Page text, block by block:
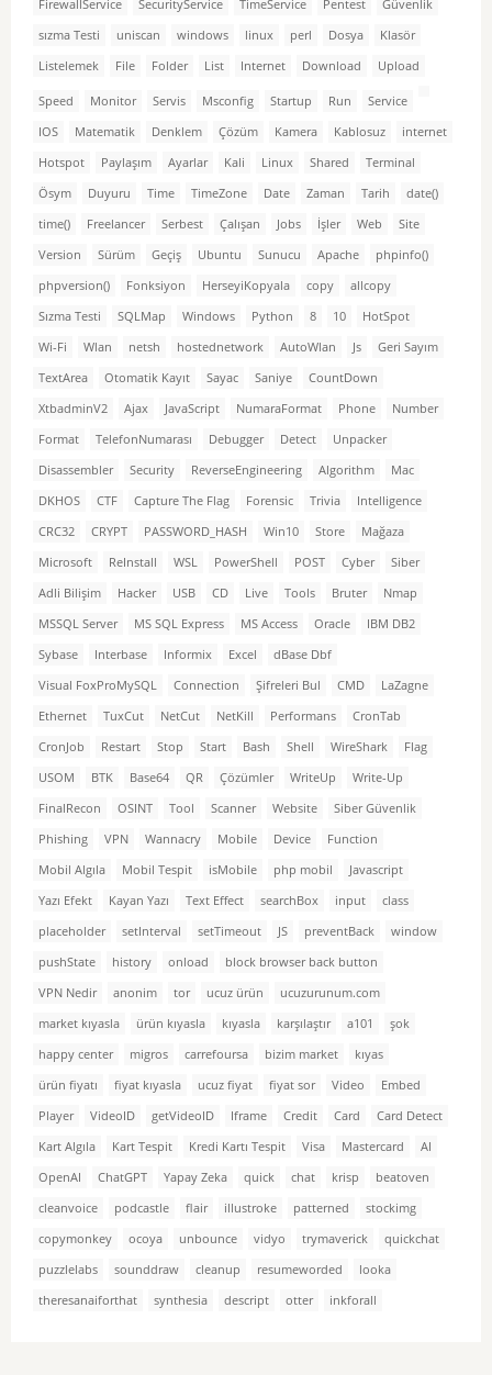
FirewallService
SecurityService TimeService Pentest
Güvenlik
sızma Testi
uniscan windows linux perl Dosya
Klasör
Listelemek
File Folder List Internet Download Upload
Speed Monitor Servis Msconfig Startup Run
Service
IOS
Matematik Denklem Çözüm Kamera Kablosuz
internet
Hotspot
Paylaşım Ayarlar Kali Linux Shared
Terminal
Ösym
Duyuru Time TimeZone Date Zaman Tarih
date()
time()
Freelancer Serbest Çalışan Jobs İşler Web
Site
Version
Sürüm Geçiş Ubuntu Sunucu Apache
phpinfo()
phpversion()
Fonksiyon HerseyiKopyala copy
allcopy
Sızma Testi
SQLMap Windows Python 8 10
HotSpot
Wi-Fi
Wlan netsh hostednetwork AutoWlan Js
Geri Sayım
TextArea
Otomatik Kayıt Sayac Saniye
CountDown
XtbadminV2
Ajax JavaScript NumaraFormat Phone
Number
Format
TelefonNumarası Debugger Detect
Unpacker
Disassembler
Security ReverseEngineering Algorithm
Mac
DKHOS
CTF Capture The Flag Forensic Trivia
Intelligence
CRC32
CRYPT PASSWORD_HASH Win10 Store
Mağaza
Microsoft
ReInstall WSL PowerShell POST Cyber
Siber
Adli Bilişim
Hacker USB CD Live Tools Bruter
Nmap
MSSQL Server
MS SQL Express MS Access Oracle
IBM DB2
Sybase
Interbase Informix Excel
dBase Dbf
Visual FoxProMySQL
Connection Şifreleri Bul CMD
LaZagne
Ethernet
TuxCut NetCut NetKill Performans
CronTab
CronJob
Restart Stop Start Bash Shell WireShark
Flag
USOM
BTK Base64 QR Çözümler WriteUp
Write-Up
FinalRecon
OSINT Tool Scanner Website
Siber Güvenlik
Phishing
VPN Wannacry Mobile Device
Function
Mobil Algıla
Mobil Tespit isMobile php mobil
Javascript
Yazı Efekt
Kayan Yazı Text Effect searchBox input
class
placeholder
setInterval setTimeout JS preventBack
window
pushState
history onload
block browser back button
VPN Nedir
anonim tor ucuz ürün
ucuzurunum.com
market kıyasla
ürün kıyasla kıyasla karşılaştır a101
şok
happy center
migros carrefoursa bizim market
kıyas
ürün fiyatı
fiyat kıyasla ucuz fiyat fiyat sor Video
Embed
Player
VideoID getVideoID Iframe Credit Card
Card Detect
Kart Algıla
Kart Tespit Kredi Kartı Tespit Visa Mastercard
AI
OpenAI
ChatGPT Yapay Zeka quick chat krisp
beatoven
cleanvoice
podcastle flair illustroke patterned
stockimg
copymonkey
ocoya unbounce vidyo trymaverick
quickchat
puzzlelabs
sounddraw cleanup resumeworded
looka
theresanaiforthat
synthesia descript otter inkforall